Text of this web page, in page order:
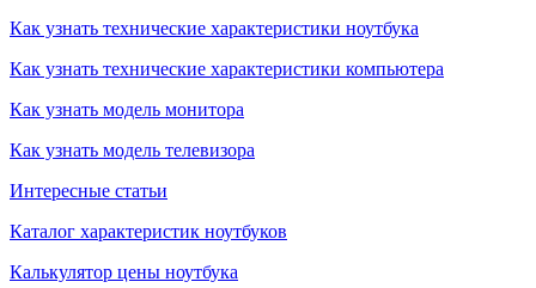
Как узнать технические характеристики ноутбука
Как узнать технические характеристики компьютера
Как узнать модель монитора
Как узнать модель телевизора
Интересные статьи
Каталог характеристик ноутбуков
Калькулятор цены ноутбука